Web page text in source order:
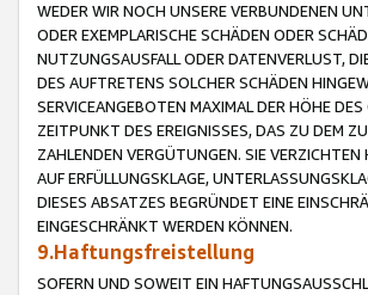
WEDER WIR NOCH UNSERE VERBUNDENEN
ODER EXEMPLARISCHE SCHÄDEN ODER
NUTZUNGSAUSFALL ODER DATENVERLUST,
DES AUFTRETENS SOLCHER SCHÄDEN
SERVICEANGEBOTEN MAXIMAL DER HÖHE
ZEITPUNKT DES EREIGNISSES, DAS ZU DEM
ZAHLENDEN VERGÜTUNGEN. SIE
AUF ERFÜLLUNGSKLAGE,
DIESES ABSATZES BEGRÜNDET EINE
EINGESCHRÄNKT WERDEN KÖNNEN.
9.Haftungsfreistellung
SOFERN UND SOWEIT EIN